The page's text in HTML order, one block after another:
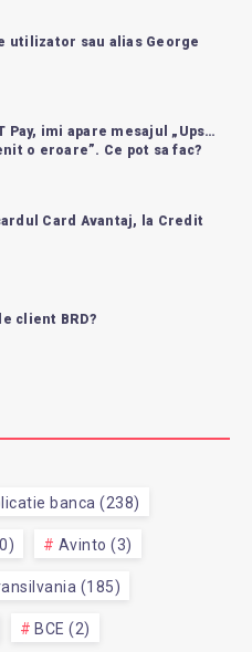
utilizator sau alias George
Pay, imi apare mesajul „Ups…
o eroare”. Ce pot sa fac?
Card Avantaj, la Credit
client BRD?
banca (238)
Avinto (3)
(185)
BCE (2)